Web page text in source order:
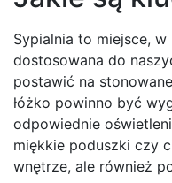
Sypialnia to miejsce,
dostosowana do
postawić na
łóżko powinno być
odpowiednie
miękkie poduszki czy
wnętrze, ale również